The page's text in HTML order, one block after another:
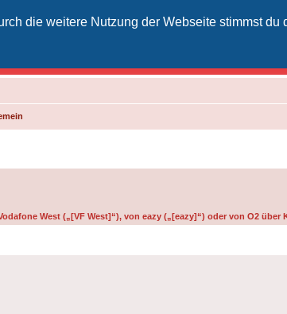
die weitere Nutzung der Webseite stimmst du
West („[VF West]“), von eazy („[eazy]“) oder von O2 über